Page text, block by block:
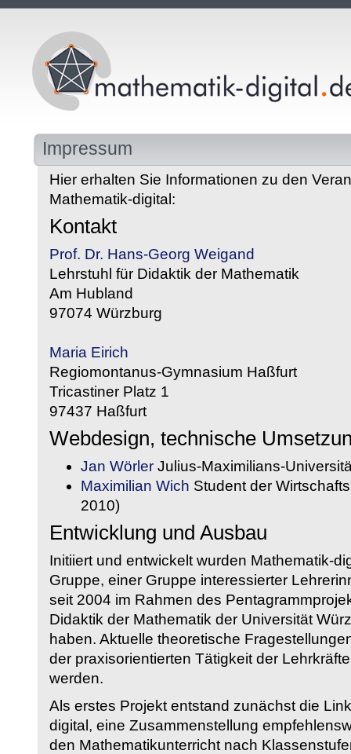
Impressum
Hier erhalten Sie Informationen zu den
Mathematik-digital:
Kontakt
Prof. Dr. Hans-Georg Weigand
Lehrstuhl für Didaktik der Mathematik
Am Hubland
97074 Würzburg
Maria Eirich
Regiomontanus-Gymnasium Haßfurt
Tricastiner Platz 1
97437 Haßfurt
Webdesign, technische
Jan Wörler Julius-Maximilians-
Maximilian Wich Student der
2010)
Entwicklung und Ausbau
Initiiert und entwickelt wurden Mathematik-
Gruppe, einer Gruppe interessierter
seit 2004 im Rahmen des
Didaktik der Mathematik der Universität
haben. Aktuelle theoretische
der praxisorientierten Tätigkeit der
werden.
Als erstes Projekt entstand zunächst die
digital, eine Zusammenstellung
den Mathematikunterricht nach